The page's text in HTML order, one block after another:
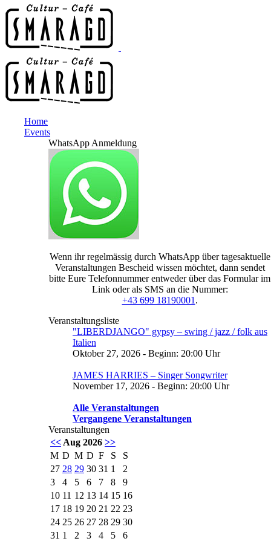
Home
Events
WhatsApp Anmeldung
Wenn ihr regelmässig durch WhatsApp über tagesaktuelle
Veranstaltungen Bescheid wissen möchtet, dann sendet
bitte Eure Telefonnummer entweder über das Formular im
Link oder als SMS an die Nummer:
+43 699 18190001 .
Veranstaltungsliste
"LIBERDJANGO" gypsy – swing / jazz / folk aus
Italien
Oktober 27, 2026 - Beginn: 20:00 Uhr
JAMES HARRIES – Singer Songwriter
November 17, 2026 - Beginn: 20:00 Uhr
Alle Veranstaltungen
Vergangene Veranstaltungen
Veranstaltungen
<< Aug 2026 >>
M D M D F S
S
27 28 29 30 31 1
2
3
4 5 6 7 8
9
10 11 12 13 14 15 16
17 18 19 20 21 22 23
24 25 26 27 28 29 30
31 1 2 3 4 5
6